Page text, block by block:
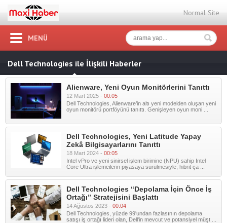
Normal Site
MENÜ
Dell Technologies ile İlişkili Haberler
Alienware, Yeni Oyun Monitörlerini Tanıttı
12 Mart 2025 - 00:05
Dell Technologies, Alienware’in altı yeni modelden oluşan yeni
oyun monitörü portföyünü tanıttı. Genişleyen oyun moni ...
Dell Technologies, Yeni Latitude Yapay
Zekâ Bilgisayarlarını Tanıttı
18 Mart 2024 - 00:05
Intel vPro ve yeni sinirsel işlem birimine (NPU) sahip Intel
Core Ultra işlemcilerin piyasaya sürülmesiyle, hibrit ça ...
Dell Technologies “Depolama İçin Önce İş
Ortağı” Stratejisini Başlattı
14 Ağustos 2023 - 00:04
Dell Technologies, yüzde 99'undan fazlasının depolama
satışı iş ortağı lideri olan, Dell'in mevcut ve potansiyel müşt ...